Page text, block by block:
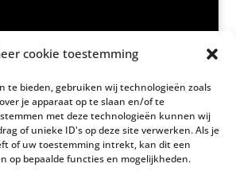
cookie toestemming
te bieden, gebruiken wij technologieën zoals
je apparaat op te slaan en/of te
met deze technologieën kunnen wij
of unieke ID's op deze site verwerken. Als je
of uw toestemming intrekt, kan dit een
op bepaalde functies en mogelijkheden.